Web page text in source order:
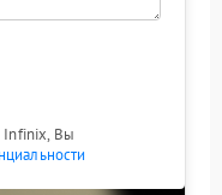
Infinix, Вы